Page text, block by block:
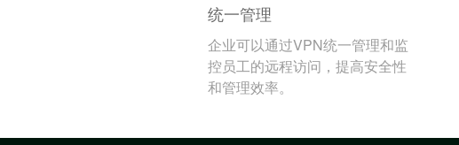
统一管理
企业可以通过VPN统一管理和监
控员工的远程访问，提高安全性
和管理效率。